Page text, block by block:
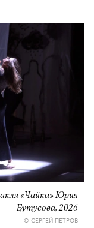
«Чайка» Юрия
Бутусова, 2026
© СЕРГЕЙ ПЕТРОВ